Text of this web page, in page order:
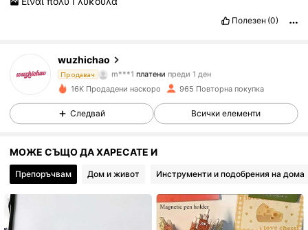
Полезен (0)
wuzhichao
Продавач
4.87
m***1 платени преди 1 ден
498 Последователи
498 Последователи
16K Продадени наскоро 965 Повторна покупка
Следвай Всички елементи
МОЖЕ СЪЩО ДА ХАРЕСАТЕ И
Препоръчвам Дом и живот Инструменти и подобрения на дома